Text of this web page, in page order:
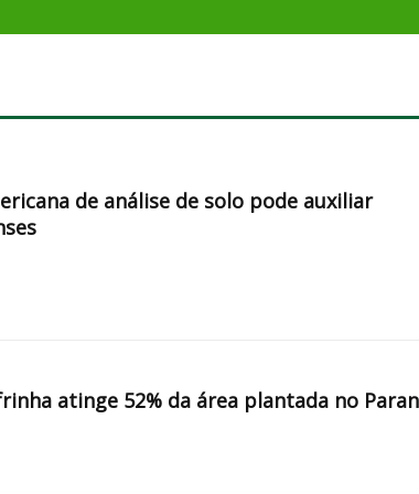
de análise de solo pode auxiliar
atinge 52% da área plantada no